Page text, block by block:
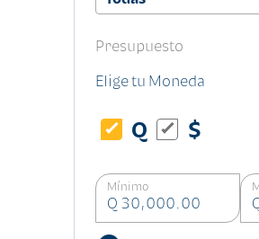
Presupuesto
Elige tu Moneda
Q $
Mínimo
Q 30,000.00